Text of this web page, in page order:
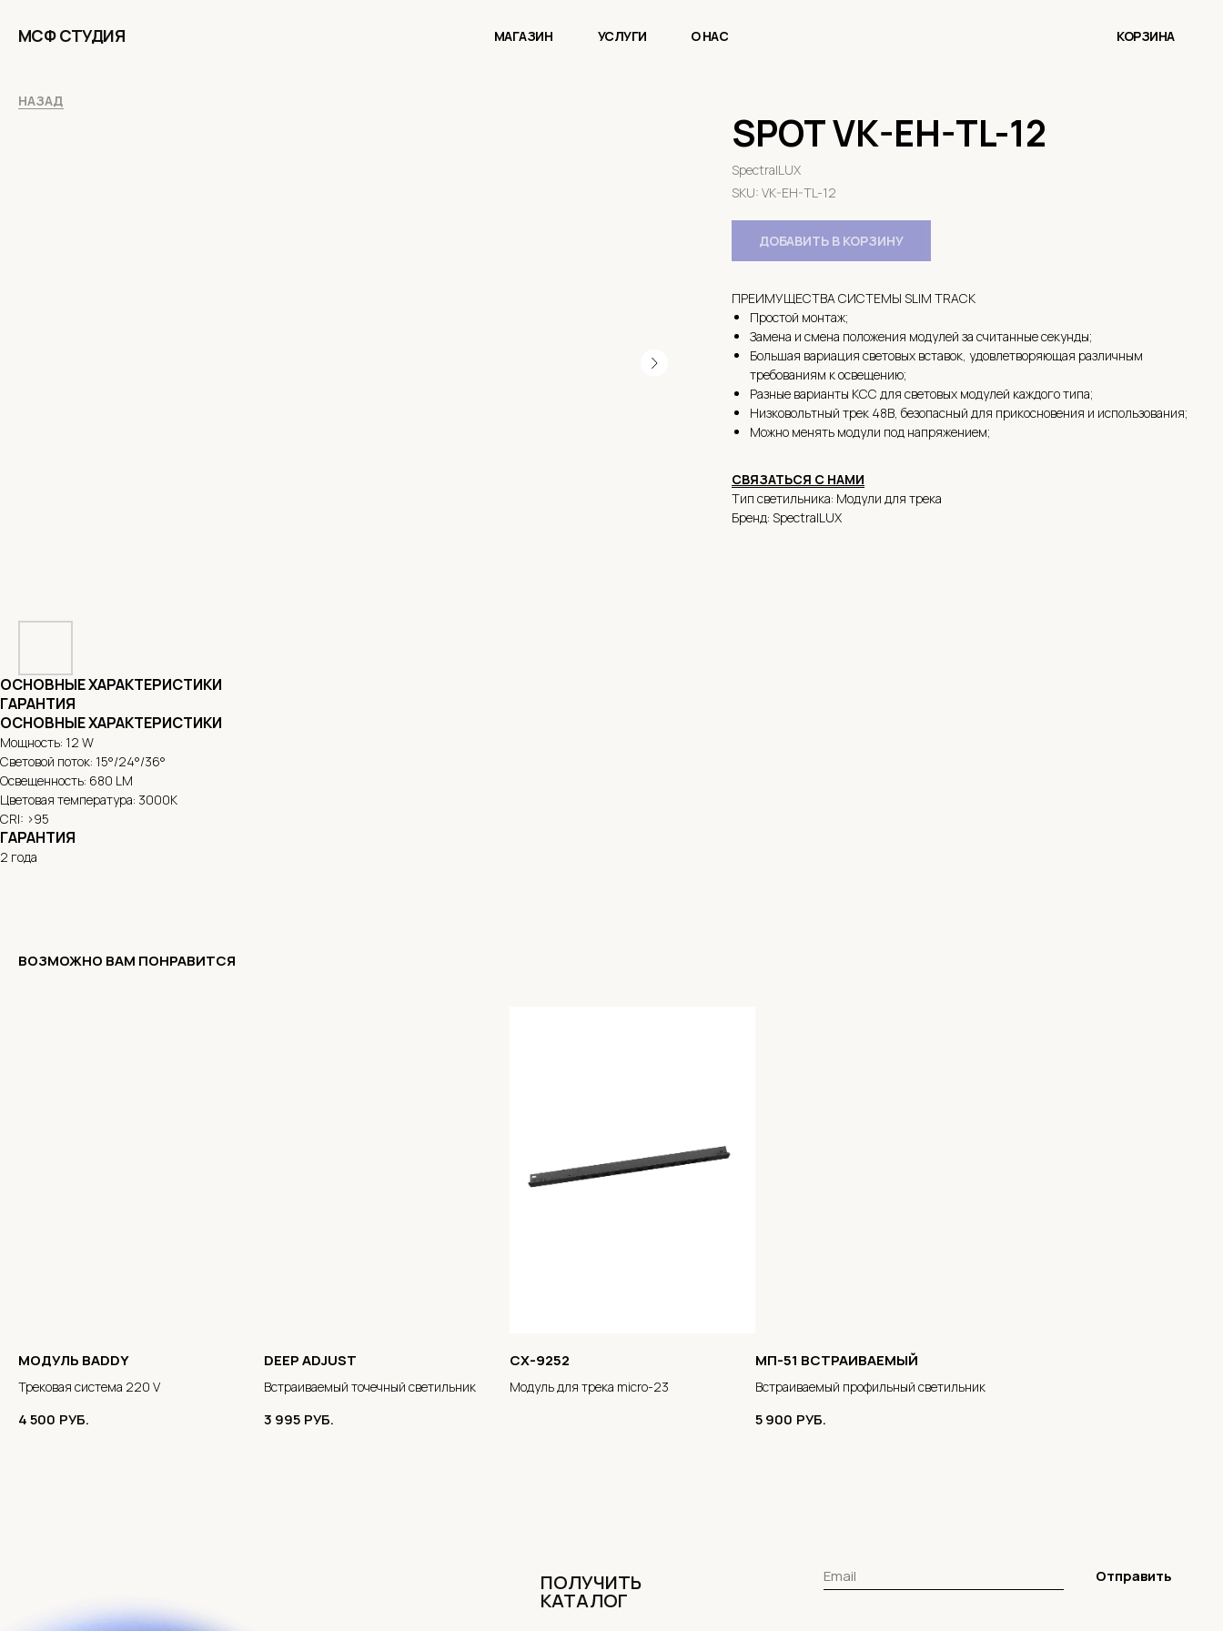
МАГАЗИН УСЛУГИ
МСФ СТУДИЯ О НАС КОРЗИНА
НАЗАД
SPOT VK-EH-TL-12
SpectralLUX
SKU: VK-EH-TL-12
ДОБАВИТЬ В КОРЗИНУ
ПРЕИМУЩЕСТВА СИСТЕМЫ SLIM TRACK
Простой монтаж;
Замена и смена положения модулей за считанные секунды;
Большая вариация световых вставок, удовлетворяющая различным
требованиям к освещению;
Разные варианты КСС для световых модулей каждого типа;
Низковольтный трек 48В, безопасный для прикосновения и использования;
Можно менять модули под напряжением;
СВЯЗАТЬСЯ С НАМИ
Тип светильника: Модули для трека
Бренд: SpectralLUX
ОСНОВНЫЕ ХАРАКТЕРИСТИКИ
ГАРАНТИЯ
ОСНОВНЫЕ ХАРАКТЕРИСТИКИ
Мощность: 12 W
Световой поток: 15°/24°/36°
Освещенность: 680 LM
Цветовая температура: 3000К
CRI: >95
ГАРАНТИЯ
2 года
ВОЗМОЖНО ВАМ ПОНРАВИТСЯ
МОДУЛЬ BADDY
Трековая система 220 V
4 500 РУБ.
DEEP ADJUST
Встраиваемый точечный светильник
3 995 РУБ.
CX-9252
Модуль для трека micro-23
МП-51 ВСТРАИВАЕМЫЙ
Встраиваемый профильный светильник
5 900 РУБ.
ПОЛУЧИТЬ
КАТАЛОГ
Отправить